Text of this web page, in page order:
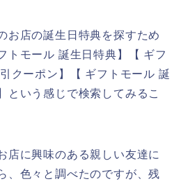
お店の誕生日特典を探すため
トモール 誕生日特典】【 ギフ
クーポン】【 ギフトモール 誕
という感じで検索してみるこ
店に興味のある親しい友達に
、色々と調べたのですが、残